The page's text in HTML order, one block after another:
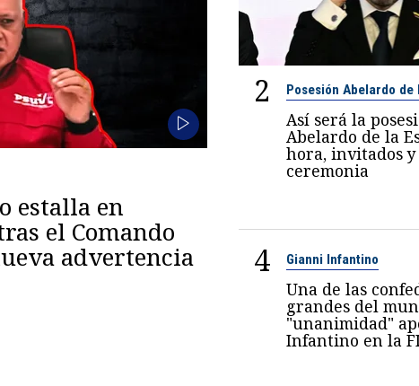
estalla en
el Comando
advertencia
2 Posesión Abelardo de
Así será la
Abelardo de la
hora, invitados
ceremonia
4 Gianni Infantino
Una de las
grandes del
"unanimidad"
Infantino en la